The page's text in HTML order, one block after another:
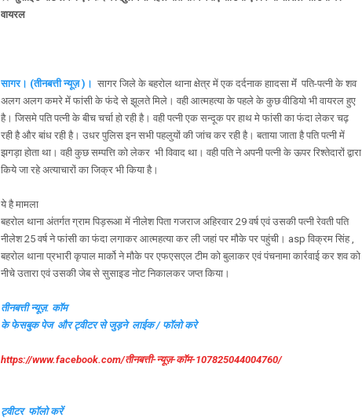
वायरल
सागर। (तीनबत्ती न्यूज़ )। सागर जिले के बहरोल थाना क्षेत्र में एक दर्दनाक हाादसा मेंं पति-पत्नी के शव
अलग अलग कमरे में फांसी के फंदे से झूलते मिले। वही आत्महत्या के पहले के कुछ वीडियो भी वायरल हुए
है। जिसमे पति पत्नी के बीच चर्चा हो रही है। वही पत्नी एक सन्दूक पर हाथ मे फांसी का फंदा लेकर चढ़
रही है और बांध रही है। उधर पुलिस इन सभी पहलुयों की जांच कर रही है। बताया जाता है पति पत्नी में
झगड़ा होता था। वही कुछ सम्पत्ति को लेकर भी विवाद था। वही पति ने अपनी पत्नी के ऊपर रिश्तेदारों द्वारा
किये जा रहे अत्याचारों का जिक्र भी किया है।
ये है मामला
बहरोल थाना अंतर्गत ग्राम पिड़रूआ में नीलेश पिता गजराज अहिरवार 29 वर्ष एवं उसकी पत्नी रेवती पति
नीलेश 25 वर्ष ने फांसी का फंदा लगाकर आत्महत्या कर ली जहां पर मौके पर पहुंची। asp विक्रम सिंह ,
बहरोल थाना प्रभारी कृपाल मार्को ने मौके पर एफएसएल टीम को बुलाकर एवं पंचनामा कार्रवाई कर शव को
नीचे उतारा एवं उसकी जेब से सुसाइड नोट निकालकर जप्त किया।
तीनबत्ती न्यूज़. कॉम
के फेसबुक पेज और ट्वीटर से जुड़ने लाईक / फॉलो करे
https://www.facebook.com/तीनबत्ती-न्यूज़-कॉम-107825044004760/
ट्वीटर फॉलो करें